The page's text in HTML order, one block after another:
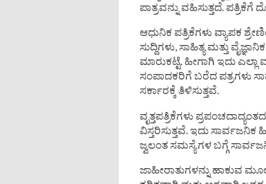
ಪಾತ್ರವನ್ನು ವಹಿಸುತ್ತದೆ. ಪತ್ರಿಕೆಗೆ
ಆಧುನಿಕ ಪತ್ರಿಕೆಗಳು ವ್ಯಾಪಕ
ಸುದ್ದಿಗಳು, ಸಾಹಿತ್ಯ ಮತ್ತು
ಮಾರುಕಟ್ಟೆ. ಹೀಗಾಗಿ ಇದು ಎಲ್ಲಾ
ಸಂಪಾದಕರಿಗೆ ಬರೆದ ಪತ್ರಗಳು
ಸರ್ಕಾರಕ್ಕೆ ತಿಳಿಸುತ್ತವೆ.
ವೃತ್ತಪತ್ರಿಕೆಗಳು
ವಿಸ್ತರಿಸುತ್ತವೆ. ಇದು ಸಾರ್ವಜನಿಕ
ಜ್ವಲಂತ ಸಮಸ್ಯೆಗಳ ಬಗ್ಗೆ
ಜಾಹೀರಾತುಗಳನ್ನು ಹಾಕುವ